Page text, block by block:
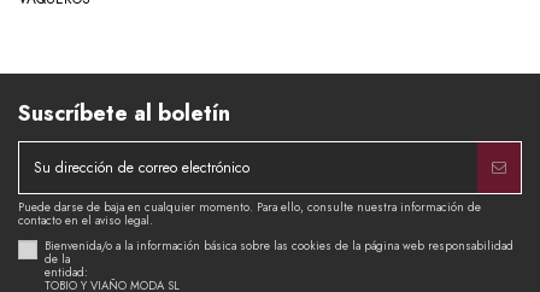
Suscríbete al boletín
Puede darse de baja en cualquier momento. Para ello, consulte nuestra información de
contacto en el aviso legal.
Bienvenida/o a la información básica sobre las cookies de la página web responsabilidad
de la
entidad:
TOBIO Y VIAÑO MODA SL